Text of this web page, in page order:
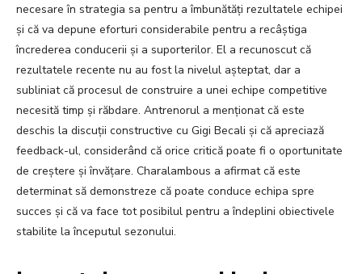
necesare în strategia sa pentru a îmbunătăți rezultatele echipei
și că va depune eforturi considerabile pentru a recâștiga
încrederea conducerii și a suporterilor. El a recunoscut că
rezultatele recente nu au fost la nivelul așteptat, dar a
subliniat că procesul de construire a unei echipe competitive
necesită timp și răbdare. Antrenorul a menționat că este
deschis la discuții constructive cu Gigi Becali și că apreciază
feedback-ul, considerând că orice critică poate fi o oportunitate
de creștere și învățare. Charalambous a afirmat că este
determinat să demonstreze că poate conduce echipa spre
succes și că va face tot posibilul pentru a îndeplini obiectivele
stabilite la începutul sezonului.